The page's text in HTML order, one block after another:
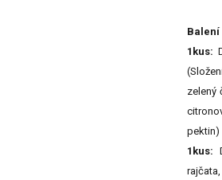
Balení
1kus:
zelený
pektin)
1kus: